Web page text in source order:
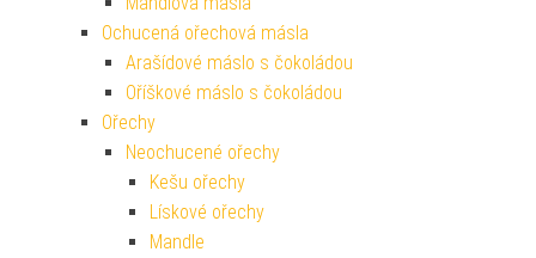
Ochucená ořechová másla
Arašídové máslo s čokoládou
Oříškové máslo s čokoládou
Ořechy
Neochucené ořechy
Kešu ořechy
Lískové ořechy
Mandle